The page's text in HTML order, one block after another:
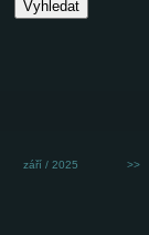
září / 2025 >>